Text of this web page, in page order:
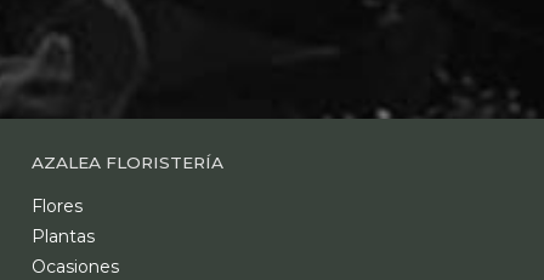
AZALEA FLORISTERÍA
Flores
Plantas
Ocasiones